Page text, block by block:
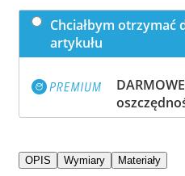
Chciałbym otrzymać
artykułu
OPIS Wymiary Materiały